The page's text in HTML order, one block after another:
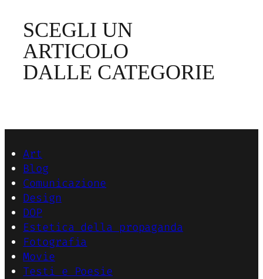
SCEGLI UN
ARTICOLO
DALLE CATEGORIE
Art
Blog
Comunicazione
Design
DOP
Estetica della propaganda
Fotografia
Movie
Testi e Poesie